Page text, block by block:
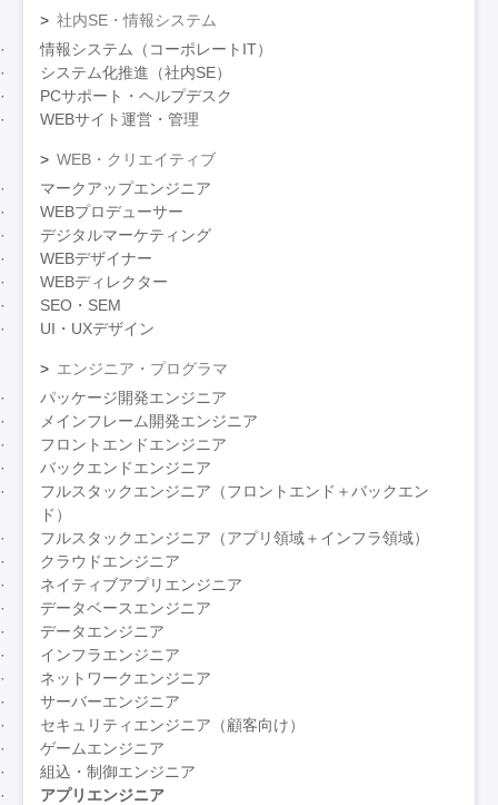
社内SE・情報システム
情報システム（コーポレートIT）
システム化推進（社内SE）
PCサポート・ヘルプデスク
WEBサイト運営・管理
WEB・クリエイティブ
マークアップエンジニア
WEBプロデューサー
デジタルマーケティング
WEBデザイナー
WEBディレクター
SEO・SEM
UI・UXデザイン
エンジニア・プログラマ
パッケージ開発エンジニア
メインフレーム開発エンジニア
フロントエンドエンジニア
バックエンドエンジニア
フルスタックエンジニア（フロントエンド＋バックエン
ド）
フルスタックエンジニア（アプリ領域＋インフラ領域）
クラウドエンジニア
ネイティブアプリエンジニア
データベースエンジニア
データエンジニア
インフラエンジニア
ネットワークエンジニア
サーバーエンジニア
セキュリティエンジニア（顧客向け）
ゲームエンジニア
組込・制御エンジニア
アプリエンジニア